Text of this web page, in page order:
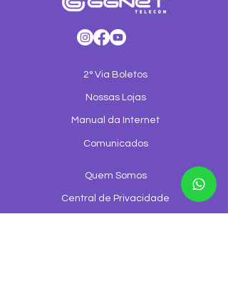
2° Via Boletos
Nossas Lojas
Manual da Internet
Comunicados
Quem Somos
Central de Privacidade